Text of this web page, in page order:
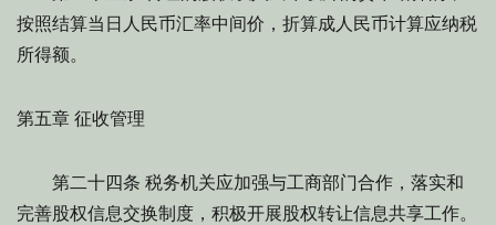
按照结算当日人民币汇率中间价，折算成人民币计算应纳税
所得额。
第五章 征收管理
第二十四条 税务机关应加强与工商部门合作，落实和
完善股权信息交换制度，积极开展股权转让信息共享工作。